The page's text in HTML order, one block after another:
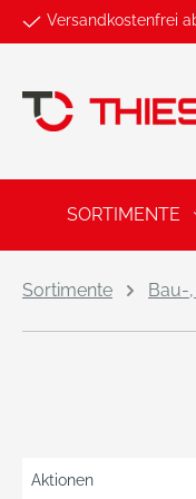
Zur
Versandkostenfrei
SORTIMENTE
Sortimente Bau-
Aktionen